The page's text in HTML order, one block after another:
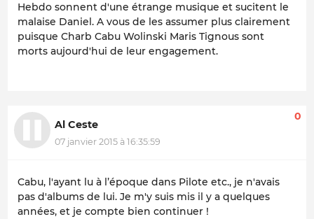
Hebdo sonnent d'une étrange musique et sucitent le
malaise Daniel. A vous de les assumer plus clairement
puisque Charb Cabu Wolinski Maris Tignous sont
morts aujourd'hui de leur engagement.
Al Ceste
07 janvier 2015 à 16:35:59
0
Cabu, l'ayant lu à l’époque dans Pilote etc., je n'avais
pas d'albums de lui. Je m'y suis mis il y a quelques
années, et je compte bien continuer !